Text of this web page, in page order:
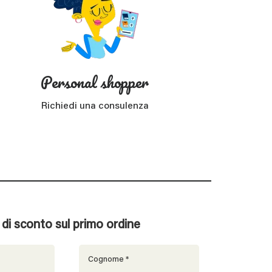
Personal shopper
Richiedi una consulenza
di sconto sul primo ordine